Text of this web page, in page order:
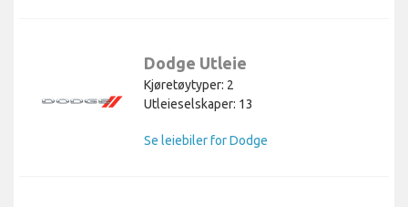
Dodge Utleie
Kjøretøytyper: 2
Utleieselskaper: 13
Se leiebiler for Dodge